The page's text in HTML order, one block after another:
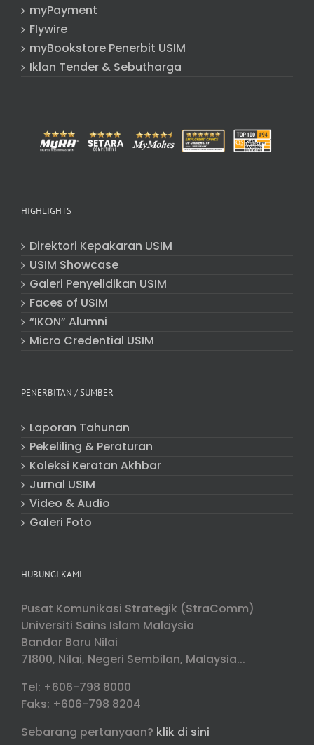
myPayment
Flywire
myBookstore Penerbit USIM
Iklan Tender & Sebutharga
HIGHLIGHTS
Direktori Kepakaran USIM
USIM Showcase
Galeri Penyelidikan USIM
Faces of USIM
“IKON” Alumni
Micro Credential USIM
PENERBITAN / SUMBER
Laporan Tahunan
Pekeliling & Peraturan
Koleksi Keratan Akhbar
Jurnal USIM
Video & Audio
Galeri Foto
HUBUNGI KAMI
Pusat Komunikasi Strategik (StraComm)
Universiti Sains Islam Malaysia
Bandar Baru Nilai
71800, Nilai, Negeri Sembilan, Malaysia...
Tel: +606-798 8000
Faks: +606-798 8204
Sebarang pertanyaan? klik di sini